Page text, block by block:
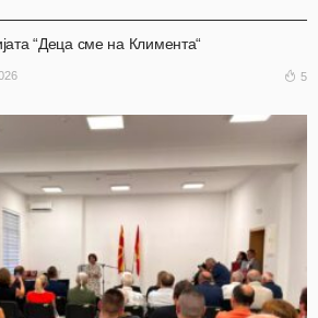
“Деца сме на Климента“
5